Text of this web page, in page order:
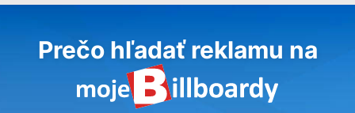
Prečo hľadať reklamu na